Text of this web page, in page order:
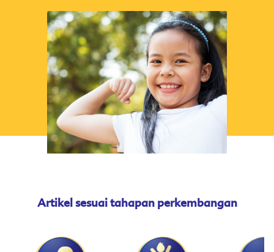
Artikel sesuai tahapan perkembangan